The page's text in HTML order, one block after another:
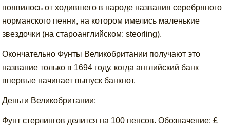
появилось от ходившего в народе названия серебряного
норманского пенни, на котором имелись маленькие
звездочки (на староанглийском: steorling).
Окончательно Фунты Великобритании получают это
название только в 1694 году, когда английский банк
впервые начинает выпуск банкнот.
Деньги Великобритании:
Фунт стерлингов делится на 100 пенсов. Обозначение: £